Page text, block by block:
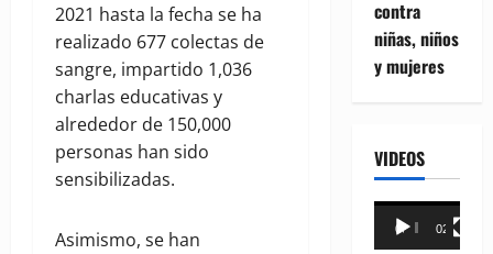
2021 hasta la fecha se ha
realizado 677 colectas de
sangre, impartido 1,036
charlas educativas y
alrededor de 150,000
personas han sido
sensibilizadas.
Asimismo, se han
contra
niñas, niños
y mujeres
VIDEOS
Reproductor
00:00 02:18